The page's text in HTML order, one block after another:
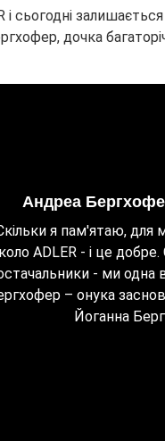
сьогодні
дочка
Андреа
я пам'ятаю, для
ADLER - і це добре.
- ми одна
– онука
Йоганна